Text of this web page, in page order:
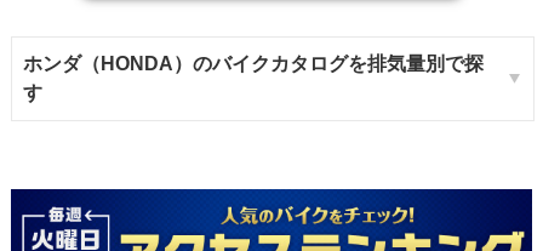
ホンダ（HONDA）のバイクカタログを排気量別で探
す